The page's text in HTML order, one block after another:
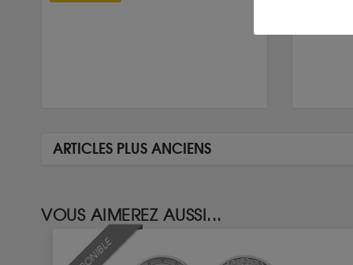
ARTICLES PLUS ANCIENS
VOUS AIMEREZ AUSSI...